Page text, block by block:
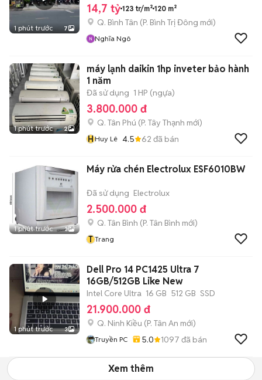
1 phút trước 7
14,7 tỷ 123 tr/m² 120 m²
Q. Bình Tân (P. Bình Trị Đông mới)
Nghĩa Ngô
1 phút trước 2
máy lạnh daikin 1hp inveter bảo hành
1 năm
Đã sử dụng 1 HP (ngựa)
3.800.000 đ
Q. Tân Phú (P. Tây Thạnh mới)
HHuy Lê 4.5 62 đã bán
1 phút trước 3
Máy rửa chén Electrolux ESF6010BW
Đã sử dụng Electrolux
2.500.000 đ
Q. Tân Bình (P. Tân Bình mới)
T Trang
1 phút trước 3
Dell Pro 14 PC1425 Ultra 7
16GB/512GB Like New
Intel Core Ultra 16 GB 512 GB SSD
21.900.000 đ
Q. Ninh Kiều (P. Tân An mới)
Truyền PC 5.0 1097 đã bán
Xem thêm